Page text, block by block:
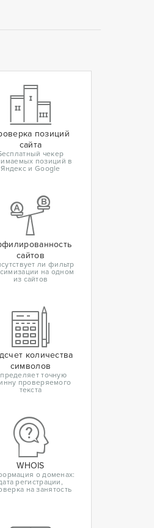
позиций
сайта
чекер
позиций в
Яндекс и Google
сайтов
ли фильтр
на одном
из сайтов
количества
символов
точную
проверяемого
текста
WHOIS
о доменах:
регистрации,
на занятость